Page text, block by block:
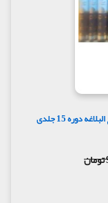
دوره 15 جلدی